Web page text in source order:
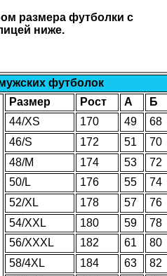
размера футболки с
ниже.
футболок
Размер
Рост А
Б
44/XS
170 49
68
46/S
172 51
70
48/M
174 53
72
50/L
176 55
74
52/XL
178 57
76
54/XXL
180 59
78
56/XXXL
182 61
80
58/4XL
184 63
82